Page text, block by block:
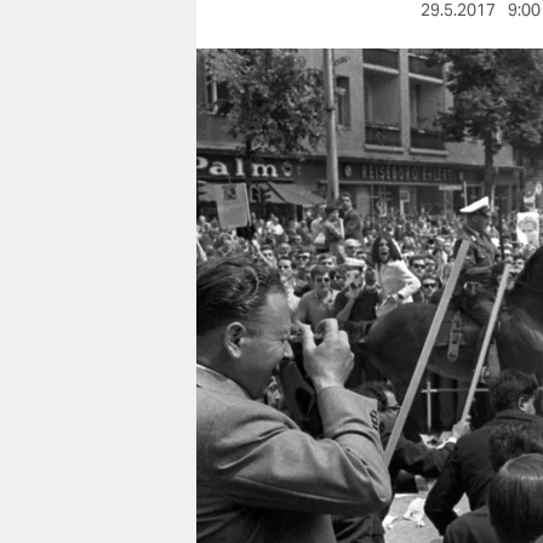
nord
wahrheit
verlag
verlag
veranstaltungen
shop
fragen & hilfe
unterstützen
abo
genossenschaft
29.5.2017